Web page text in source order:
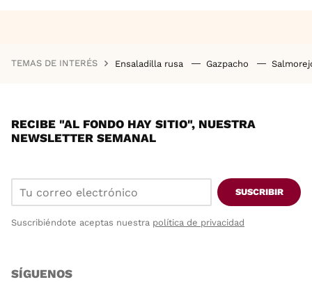
TEMAS DE INTERÉS Ensaladilla rusa Gazpacho
RECIBE "AL FONDO HAY SITIO", NUESTRA
NEWSLETTER SEMANAL
SUSCRIBIR
Suscribiéndote aceptas nuestra política de privacidad
SÍGUENOS